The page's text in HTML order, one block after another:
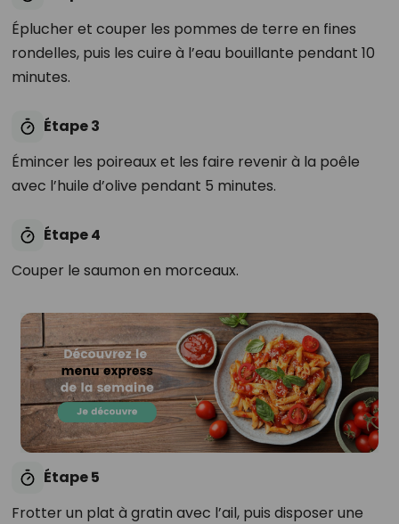
Éplucher et couper les pommes de terre en fines
rondelles, puis les cuire à l’eau bouillante pendant 10
minutes.
Étape 3
Émincer les poireaux et les faire revenir à la poêle
avec l’huile d’olive pendant 5 minutes.
Étape 4
Couper le saumon en morceaux.
Étape 5
Frotter un plat à gratin avec l’ail, puis disposer une